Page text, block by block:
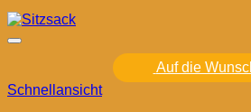
Auf die
Schnellansicht